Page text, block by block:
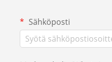
Sähköposti